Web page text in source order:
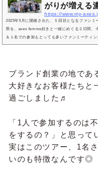
がりが増える
https://www.my-
2025年5月に開催された、５回目となるファン
県を、axes femme好きと一緒にめぐる２日間、
＆１名での参加もとっても多いファンミーティ
では？？ツアーの企画には全国の店長も加わり
ブランド創業の地で
大好きなお客様たちと
過ごしました♬
「1人で参加するのは
をするの？」と思って
実はこのツアー、1名
いのも特徴なんです◎